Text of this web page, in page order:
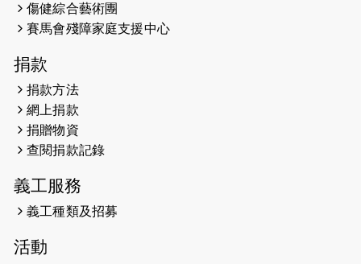
2024-12-31
2024-12-10
傷健綜合藝術團
賽馬會殘障家庭支援中心
捐款
捐款方法
網上捐款
捐贈物資
查閱捐款記錄
義工服務
義工種類及招募
活動